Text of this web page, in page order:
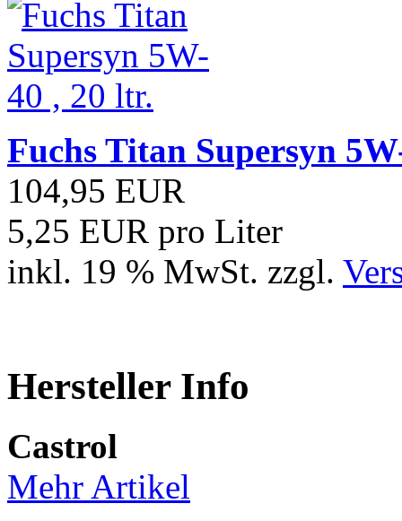
Fuchs Titan Supersyn
104,95 EUR
5,25 EUR pro Liter
inkl. 19 % MwSt. zzgl.
Hersteller Info
Castrol
Mehr Artikel